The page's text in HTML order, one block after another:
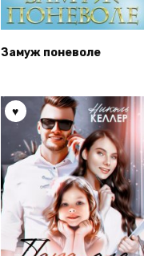
Замуж поневоле